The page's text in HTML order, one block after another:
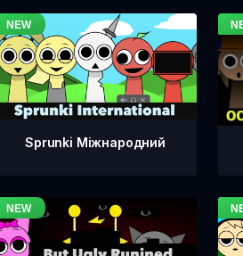
Sprunki Міжнародний